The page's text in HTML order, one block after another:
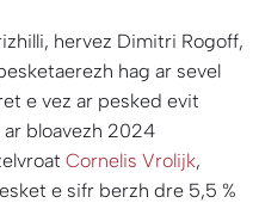
hervez Dimitri Rogoff,
hag ar sevel
e vez ar pesked evit
ar bloavezh 2024
Cornelis Vrolijk,
e sifr berzh dre 5,5 %